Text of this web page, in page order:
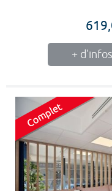
+ d'infos